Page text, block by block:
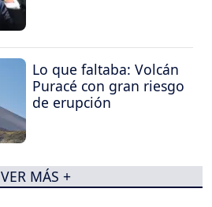
Lo que faltaba: Volcán
Puracé con gran riesgo
de erupción
VER MÁS +